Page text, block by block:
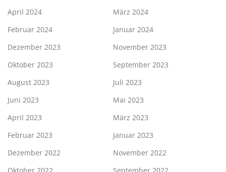
April 2024
März 2024
Februar 2024
Januar 2024
Dezember 2023
November 2023
Oktober 2023
September 2023
August 2023
Juli 2023
Juni 2023
Mai 2023
April 2023
März 2023
Februar 2023
Januar 2023
Dezember 2022
November 2022